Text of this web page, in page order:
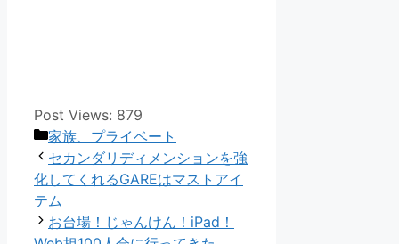
Post Views: 879
カ
テ
ゴ
リ
ー
家族、プライベート
セカンダリディメンションを強
化してくれるGAREはマストアイ
テム
お台場！じゃんけん！iPad！